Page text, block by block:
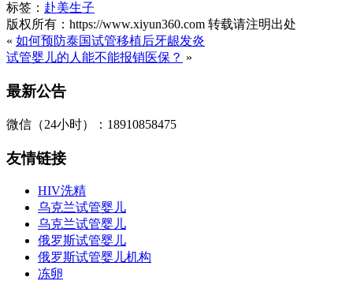
标签： 赴美生子
版权所有：https://www.xiyun360.com 转载请注明出处
« 如何预防泰国试管移植后牙龈发炎
试管婴儿的人能不能报销医保？ »
最新公告
微信（24小时）：18910858475
友情链接
HIV洗精
乌克兰试管婴儿
乌克兰试管婴儿
俄罗斯试管婴儿
俄罗斯试管婴儿机构
冻卵